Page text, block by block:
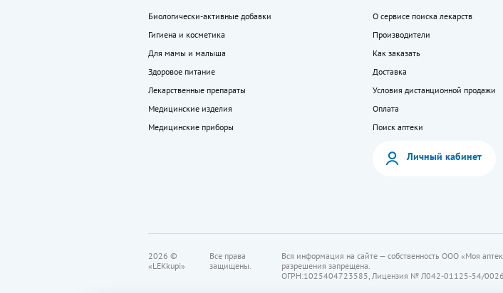
Биологически-активные добавки
Гигиена и косметика
Для мамы и малыша
Здоровое питание
Лекарственные препараты
Медицинские изделия
Медицинские приборы
О сервисе поиска лекарств
Производители
Как заказать
Доставка
Условия дистанционной продажи
Оплата
Поиск аптеки
Личный кабинет
2026 ©
«LEKkupi»
Все права
защищены.
Вся информация на сайте — собственность ООО «Моя
разрешения запрещена.
ОГРН:1025404723585, Лицензия № Л042-01125-54/